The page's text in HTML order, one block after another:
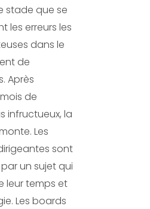
stade que se
les erreurs les
dans le
de
Après
de
infructueux, la
Les
sont
un sujet qui
leur temps et
Les boards